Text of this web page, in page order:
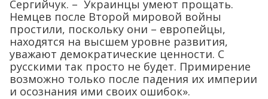
Сергийчук. – Украинцы умеют прощать.
Немцев после Второй мировой войны
простили, поскольку они – европейцы,
находятся на высшем уровне развития,
уважают демократические ценности. С
русскими так просто не будет. Примирение
возможно только после падения их империи
и осознания ими своих ошибок».